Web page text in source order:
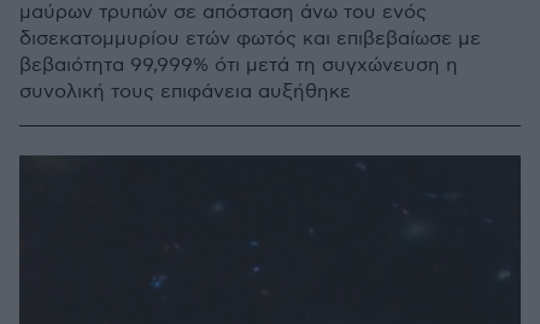
μαύρων τρυπών σε απόσταση άνω του ενός
δισεκατομμυρίου ετών φωτός και επιβεβαίωσε με
βεβαιότητα 99,999% ότι μετά τη συγχώνευση η
συνολική τους επιφάνεια αυξήθηκε